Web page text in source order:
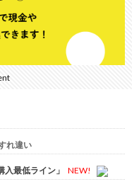
れ違い
最低ライン」 NEW!